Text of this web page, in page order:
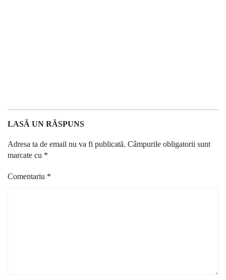
LASĂ UN RĂSPUNS
Adresa ta de email nu va fi publicată. Câmpurile obligatorii sunt
marcate cu *
Comentariu *